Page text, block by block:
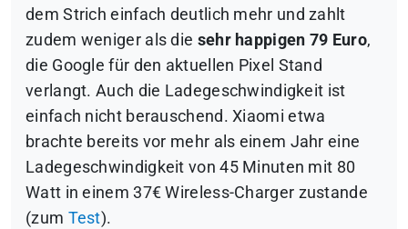
dem Strich einfach deutlich mehr und zahlt
zudem weniger als die sehr happigen 79 Euro,
die Google für den aktuellen Pixel Stand
verlangt. Auch die Ladegeschwindigkeit ist
einfach nicht berauschend. Xiaomi etwa
brachte bereits vor mehr als einem Jahr eine
Ladegeschwindigkeit von 45 Minuten mit 80
Watt in einem 37€ Wireless-Charger zustande
(zum Test).